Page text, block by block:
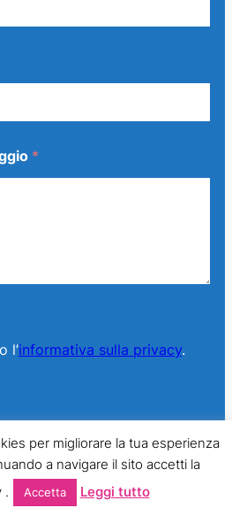
*
l’informativa sulla privacy.
Famiglia – LMPT Italia. All Rights
Reserved.
per migliorare la tua esperienza
a navigare il sito accetti la
.
Accetta Leggi tutto